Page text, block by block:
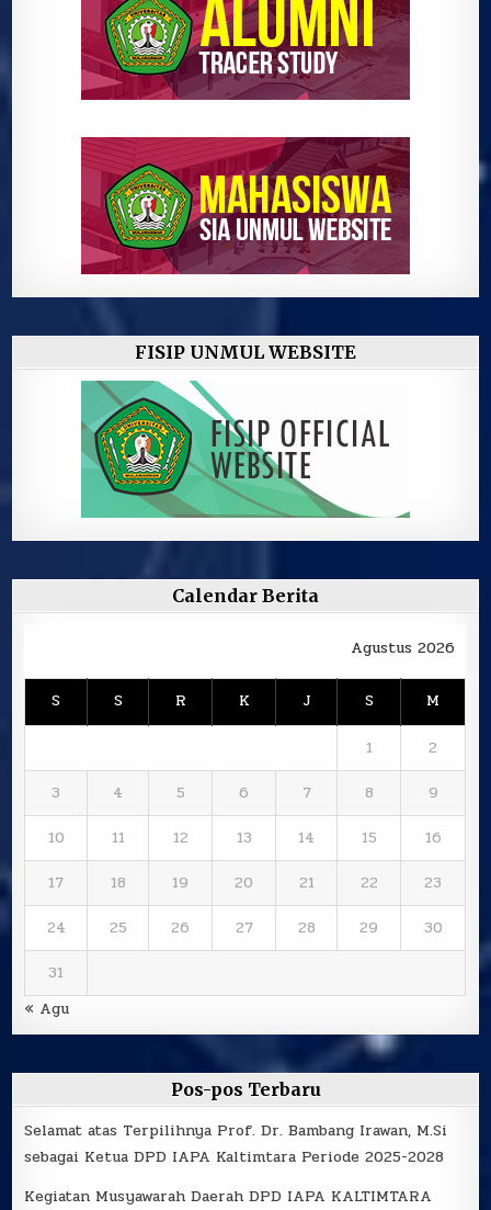
FISIP UNMUL WEBSITE
Calendar Berita
Agustus 2026
S S R K J S M
1
2
3
4 5 6 7 8
9
10
11 12 13 14 15
16
17
18 19 20 21 22
23
24
25 26 27 28 29
30
31
« Agu
Pos-pos Terbaru
Selamat atas Terpilihnya Prof. Dr. Bambang Irawan, M.Si
sebagai Ketua DPD IAPA Kaltimtara Periode 2025-2028
Kegiatan Musyawarah Daerah DPD IAPA KALTIMTARA